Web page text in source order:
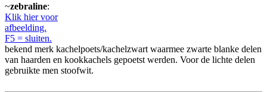
~zebraline:
Klik hier voor
afbeelding.
F5 = sluiten.
bekend merk kachelpoets/kachelzwart waarmee zwarte blanke delen
van haarden en kookkachels gepoetst werden. Voor de lichte delen
gebruikte men stoofwit.